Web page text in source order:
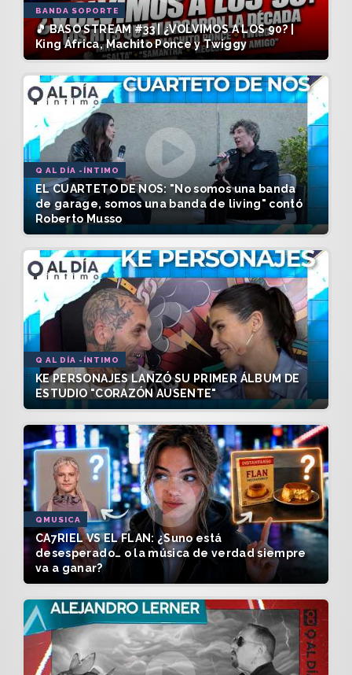
BANDA SOPORTE
🎵 BASO STREAM #33 | ¿VOLVIMOS A LOS 90? |
King África, Machito Ponce y Twiggy
Q AL DÍA -ÍNTIMO
EL CUARTETO DE NOS: "No somos una banda
de garage, somos una banda de living" contó
Roberto Musso
Q AL DÍA -ÍNTIMO
KE PERSONAJES LANZÓ SU PRIMER ÁLBUM DE
ESTUDIO "CORAZÓN AUSENTE"
QMUSICA
CA7RIEL VS EL FLAN: ¿Suno está
desesperado… o la música de verdad siempre
va a ganar?